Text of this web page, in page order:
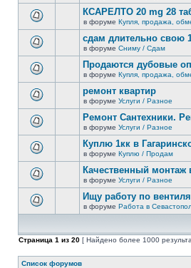
новых
непрочитанных
сообщений.
новых
непрочитанных
сообщений.
новых
непрочитанных
сообщений.
КСАРЕЛТО 20 mg 28
в форуме Купля, продажа,
новых
непрочитанных
сообщений.
сдам длительно свою
в форуме Сниму / Сдам
новых
непрочитанных
сообщений.
Продаются дубовые
в форуме Купля, продажа,
новых
непрочитанных
сообщений.
ремонт квартир
в форуме Услуги / Разное
новых
непрочитанных
сообщений.
Ремонт Сантехники.
в форуме Услуги / Разное
новых
непрочитанных
сообщений.
Куплю 1кк в
в форуме Куплю / Продам
новых
сообщений.
Качественный монтаж
в форуме Услуги / Разное
нет
новых
сообщений.
Ищу работу по
в форуме Работа в
Страница 1 из 20 [ Найдено более 1000
Список форумов